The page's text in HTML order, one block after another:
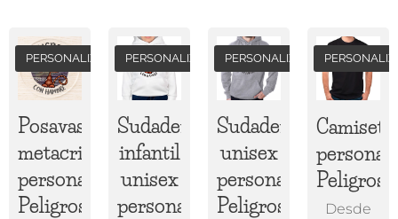
Posavasos
metacrilato
personalizado
Peligroso
PERSONALIZADO
Sudadera
infantil
unisex
personalizada
PERSONALIZADA
Sudadera
unisex
personalizada
Peligroso
PERSONALIZADA
Camiseta
Peligroso
Desde